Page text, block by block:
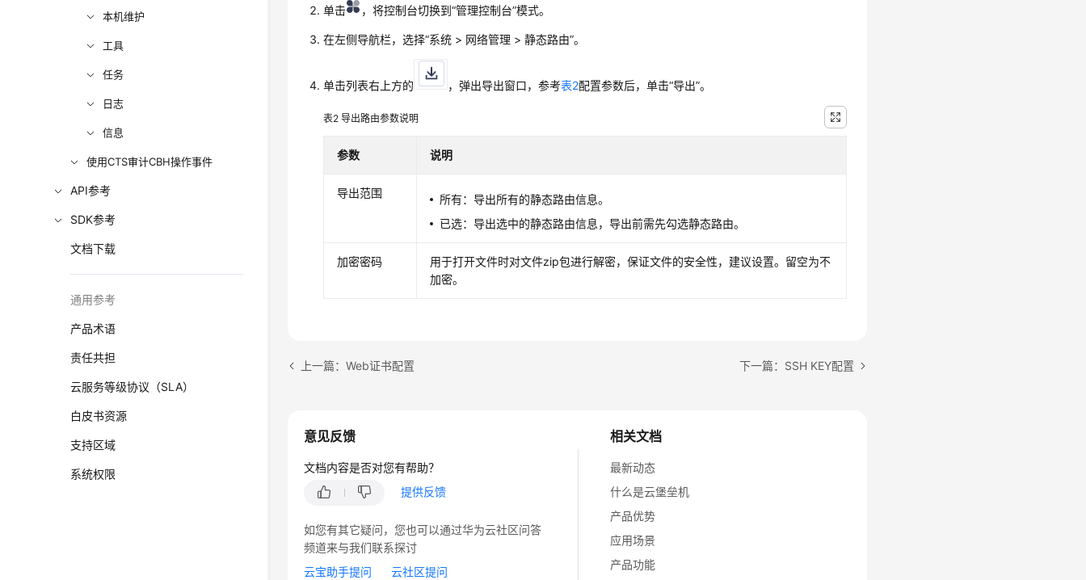
本机维护
工具
任务
日志
信息
使用CTS审计CBH操作事件
API参考
SDK参考
文档下载
通用参考
产品术语
责任共担
云服务等级协议（SLA）
白皮书资源
支持区域
系统权限
单击 ，将控制台切换到“管理控制台”模式。
在左侧导航栏，选择“系统 > 网络管理 >静态路由”。
单击列表右上方的 ，弹出导出窗口，参考表2配置参数后，单击“导出”。
表2导出路由参数说明
参数 说明
导出范围
所有：导出所有的静态路由信息。
已选：导出选中的静态路由信息，导出前需先勾选静态路由。
加密密码
用于打开文件时对文件zip包进行解密，保证文件的安全性，建议设置。留空为不
加密。
上一篇：Web证书配置 下一篇：SSH KEY配置
相关文档
最新动态
什么是云堡垒机
产品优势
应用场景
产品功能
意见反馈
文档内容是否对您有帮助？
提供反馈
如您有其它疑问，您也可以通过华为云社区问答
频道来与我们联系探讨
云宝助手提问
云社区提问